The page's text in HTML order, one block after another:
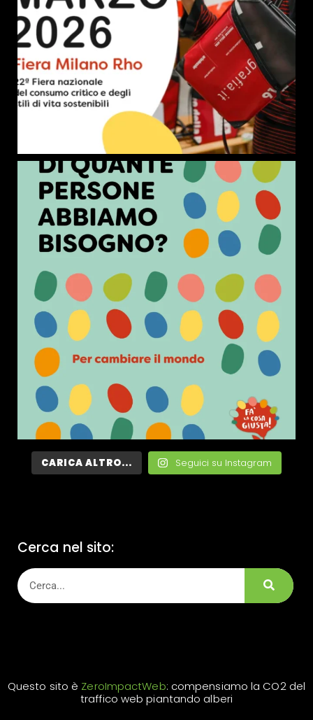
CARICA ALTRO... Seguici su Instagram
Cerca nel sito:
Questo sito è ZeroImpactWeb: compensiamo la CO2 del
traffico web piantando alberi